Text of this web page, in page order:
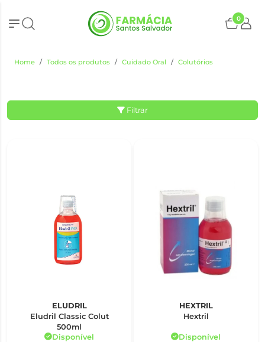
0
Home Todos os produtos Cuidado Oral Colutórios
Filtrar
ELUDRIL
Eludril Classic Colut
500ml
Disponível
HEXTRIL
Hextril
Disponível